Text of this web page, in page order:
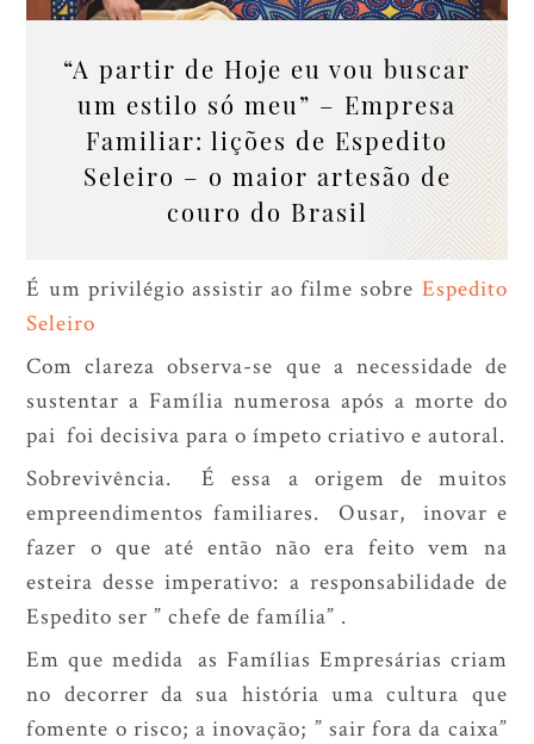
“A partir de Hoje eu vou buscar
um estilo só meu” – Empresa
Familiar: lições de Espedito
Seleiro – o maior artesão de
couro do Brasil
É um privilégio assistir ao filme sobre Espedito
Seleiro
Com clareza observa-se que a necessidade de
sustentar a Família numerosa após a morte do
pai foi decisiva para o ímpeto criativo e autoral.
Sobrevivência. É essa a origem de muitos
empreendimentos familiares. Ousar, inovar e
fazer o que até então não era feito vem na
esteira desse imperativo: a responsabilidade de
Espedito ser ” chefe de família” .
Em que medida as Famílias Empresárias criam
no decorrer da sua história uma cultura que
fomente o risco; a inovação; ” sair fora da caixa”